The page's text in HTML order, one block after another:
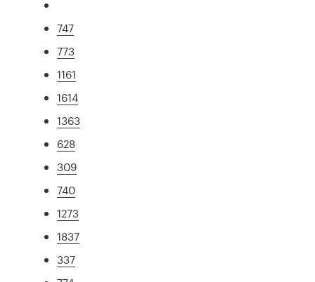
747
773
1161
1614
1363
628
309
740
1273
1837
337